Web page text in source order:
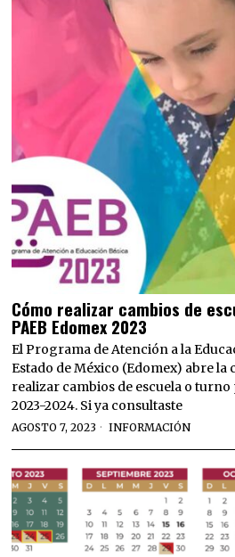
Cómo realizar cambios de
PAEB Edomex 2023
El Programa de Atención a la
Estado de México (Edomex) abre
realizar cambios de escuela o
2023-2024. Si ya consultaste
AGOSTO 7, 2023 INFORMACIÓN